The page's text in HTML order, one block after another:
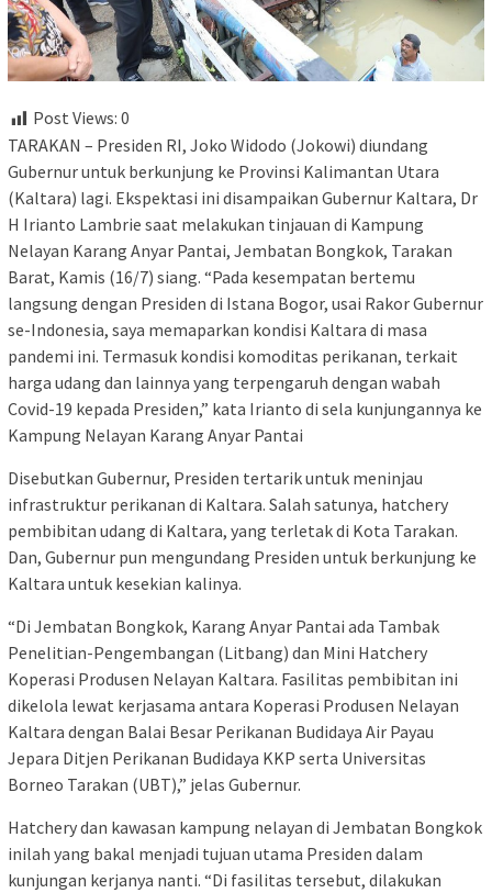
Post Views: 0
TARAKAN – Presiden RI, Joko Widodo (Jokowi) diundang
Gubernur untuk berkunjung ke Provinsi Kalimantan Utara
(Kaltara) lagi. Ekspektasi ini disampaikan Gubernur Kaltara, Dr
H Irianto Lambrie saat melakukan tinjauan di Kampung
Nelayan Karang Anyar Pantai, Jembatan Bongkok, Tarakan
Barat, Kamis (16/7) siang. “Pada kesempatan bertemu
langsung dengan Presiden di Istana Bogor, usai Rakor Gubernur
se-Indonesia, saya memaparkan kondisi Kaltara di masa
pandemi ini. Termasuk kondisi komoditas perikanan, terkait
harga udang dan lainnya yang terpengaruh dengan wabah
Covid-19 kepada Presiden,” kata Irianto di sela kunjungannya ke
Kampung Nelayan Karang Anyar Pantai
Disebutkan Gubernur, Presiden tertarik untuk meninjau
infrastruktur perikanan di Kaltara. Salah satunya, hatchery
pembibitan udang di Kaltara, yang terletak di Kota Tarakan.
Dan, Gubernur pun mengundang Presiden untuk berkunjung ke
Kaltara untuk kesekian kalinya.
“Di Jembatan Bongkok, Karang Anyar Pantai ada Tambak
Penelitian-Pengembangan (Litbang) dan Mini Hatchery
Koperasi Produsen Nelayan Kaltara. Fasilitas pembibitan ini
dikelola lewat kerjasama antara Koperasi Produsen Nelayan
Kaltara dengan Balai Besar Perikanan Budidaya Air Payau
Jepara Ditjen Perikanan Budidaya KKP serta Universitas
Borneo Tarakan (UBT),” jelas Gubernur.
Hatchery dan kawasan kampung nelayan di Jembatan Bongkok
inilah yang bakal menjadi tujuan utama Presiden dalam
kunjungan kerjanya nanti. “Di fasilitas tersebut, dilakukan